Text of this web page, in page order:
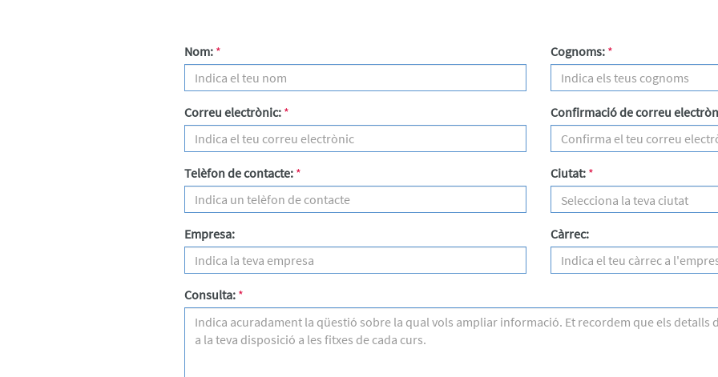
Nom: * Cognoms: *
Correu electrònic: * Confirmació de correu
Telèfon de contacte: * Ciutat: *
Selecciona la teva ciutat
Empresa: Càrrec:
Consulta: *